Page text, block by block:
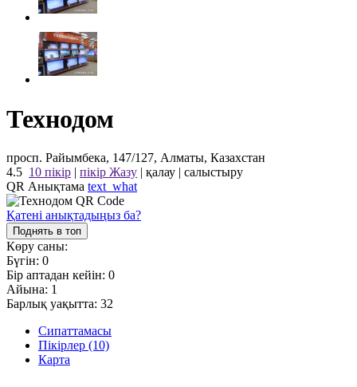
Технодом
просп. Райымбека, 147/127, Алматы, Казахстан
4.5 10 пікір | пікір Жазу | қалау | салыстыру
QR Анықтама text_what
Қатені анықтадыңыз ба?
Поднять в топ
Көру саны:
Бүгін: 0
Бір аптадан кейін: 0
Айына: 1
Барлық уақытта: 32
Сипаттамасы
Пікірлер (10)
Карта